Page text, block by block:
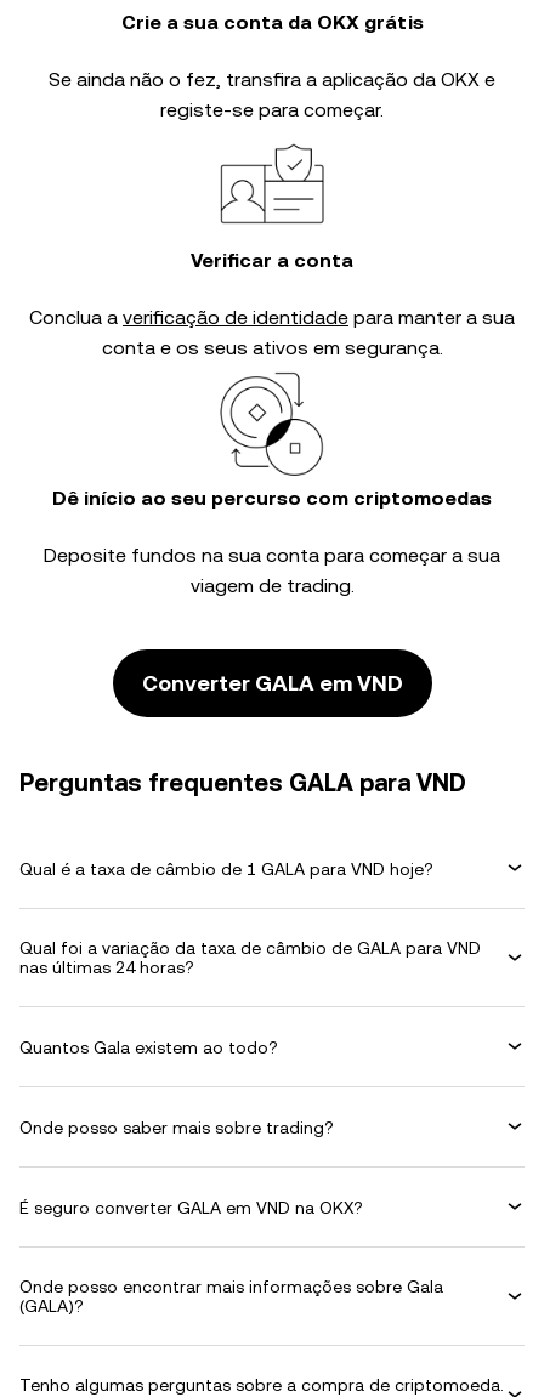
Crie a sua conta da OKX grátis
Se ainda não o fez, transfira a aplicação da OKX e
registe-se para começar.
Verificar a conta
Conclua a verificação de identidade para manter a sua
conta e os seus ativos em segurança.
Dê início ao seu percurso com criptomoedas
Deposite fundos na sua conta para começar a sua
viagem de trading.
Converter GALA em VND
Perguntas frequentes GALA para VND
Qual é a taxa de câmbio de 1 GALA para VND hoje?
Qual foi a variação da taxa de câmbio de GALA para VND
nas últimas 24 horas?
Quantos Gala existem ao todo?
Onde posso saber mais sobre trading?
É seguro converter GALA em VND na OKX?
Onde posso encontrar mais informações sobre Gala
(GALA)?
Tenho algumas perguntas sobre a compra de criptomoeda.